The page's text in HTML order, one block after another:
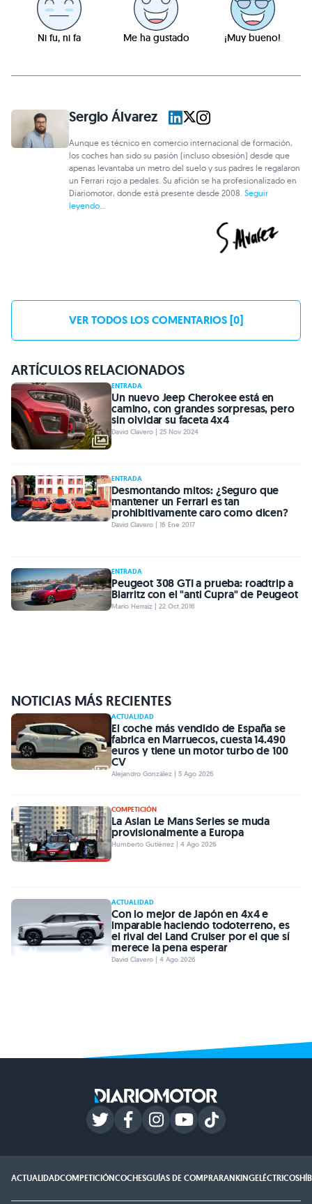
Ni fu, ni fa Me ha gustado ¡Muy bueno!
Sergio Álvarez
Aunque es técnico en comercio internacional de formación,
los coches han sido su pasión (incluso obsesión) desde que
apenas levantaba un metro del suelo y sus padres le regalaron
un Ferrari rojo a pedales. Su afición se ha profesionalizado en
Diariomotor, donde está presente desde 2008.Seguir
leyendo...
VER TODOS LOS COMENTARIOS [0]
ARTÍCULOS RELACIONADOS
ENTRADA
Un nuevo Jeep Cherokee está en
camino, con grandes sorpresas, pero
sin olvidar su faceta 4x4
David Clavero | 25 Nov 2024
ENTRADA
Desmontando mitos: ¿Seguro que
mantener un Ferrari es tan
prohibitivamente caro como dicen?
David Clavero | 16 Ene 2017
ENTRADA
Peugeot 308 GTI a prueba: roadtrip a
Biarritz con el "anti Cupra" de Peugeot
Mario Herraiz | 22 Oct 2016
NOTICIAS MÁS RECIENTES
ACTUALIDAD
El coche más vendido de España se
fabrica en Marruecos, cuesta 14.490
euros y tiene un motor turbo de 100
CV
Alejandro González | 5 Ago 2026
COMPETICIÓN
La Asian Le Mans Series se muda
provisionalmente a Europa
Humberto Gutiérrez | 4 Ago 2026
ACTUALIDAD
Con lo mejor de Japón en 4x4 e
imparable haciendo todoterreno, es
el rival del Land Cruiser por el que sí
merece la pena esperar
David Clavero | 4 Ago 2026
ACTUALIDADCOMPETICIÓNCOCHESGUÍAS DE COMPRARANKINGELÉCTRICOS